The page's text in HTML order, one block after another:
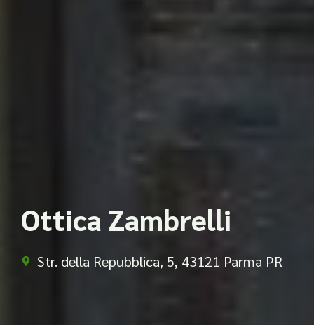
Ottica Zambrelli
Str. della Repubblica, 5, 43121 Parma PR